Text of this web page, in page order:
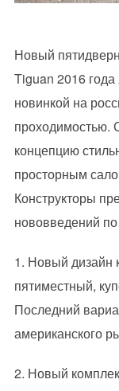
Новый
Tiguan 2016
новинкой на
проходимостью.
концепцию
просторным
Конструкторы
нововведений по
1. Новый дизайн
пятиместный,
Последний
американского
2. Новый